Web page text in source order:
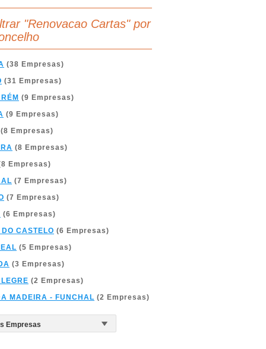
"Renovacao Cartas" por
(38 Empresas)
(31 Empresas)
(9 Empresas)
(9 Empresas)
Empresas)
(8 Empresas)
Empresas)
(7 Empresas)
(7 Empresas)
(6 Empresas)
CASTELO (6 Empresas)
(5 Empresas)
(3 Empresas)
(2 Empresas)
MADEIRA - FUNCHAL (2 Empresas)